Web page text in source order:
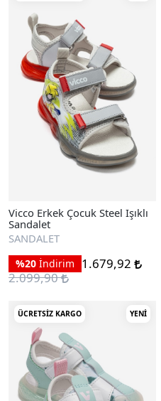
Vicco Erkek Çocuk Steel Işıklı
Sandalet
SANDALET
%20 İndirim
1.679,92
2.099,90
ÜCRETSIZ KARGO YENI